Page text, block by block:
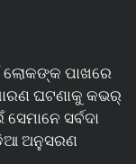
ପାଖରେ
ଘଟଣାକୁ କଭର୍
ସର୍ବଦା
ଅନୁସରଣ